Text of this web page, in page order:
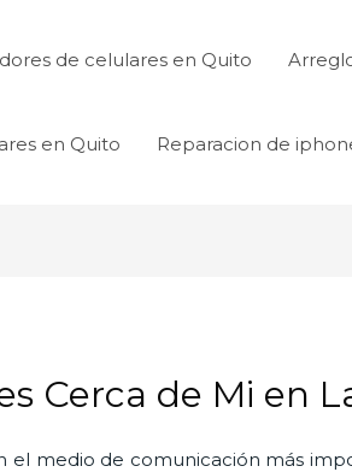
de celulares en Quito
en Quito Reparacion de
Cerca de Mi en
el medio de comunicación más